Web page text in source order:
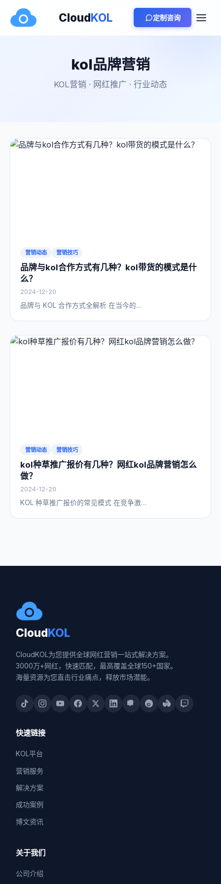
CloudKOL 定制咨询
kol品牌营销
KOL营销 · 网红推广 · 行业动态
营销动态 营销技巧
品牌与kol合作方式有几种？kol带货的模式是什
么？
2024-12-20
品牌与 KOL 合作方式全解析 在当今的…
营销动态 营销技巧
kol种草推广报价有几种？网红kol品牌营销怎么
做？
2024-12-20
KOL 种草推广报价的常见模式 在竞争激…
CloudKOL
CloudKOL为您提供全球网红营销一站式解决方案。
3000万+网红，快速匹配，最高覆盖全球150+国家。
海量资源为您直击行业痛点，释放市场潜能。
快速链接
KOL平台
营销服务
解决方案
成功案例
博文资讯
关于我们
公司介绍